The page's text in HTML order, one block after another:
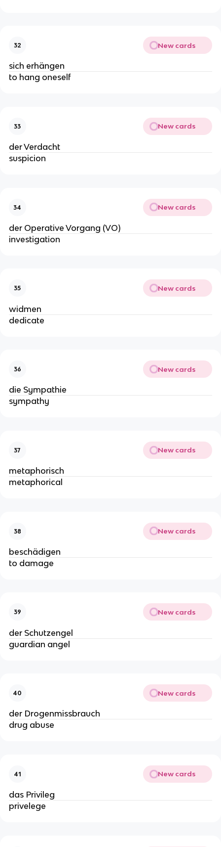
32 New cards
sich erhängen
to hang oneself
33 New cards
der Verdacht
suspicion
34 New cards
der Operative Vorgang (VO)
investigation
35 New cards
widmen
dedicate
36 New cards
die Sympathie
sympathy
37 New cards
metaphorisch
metaphorical
38 New cards
beschädigen
to damage
39 New cards
der Schutzengel
guardian angel
40 New cards
der Drogenmissbrauch
drug abuse
41 New cards
das Privileg
privelege